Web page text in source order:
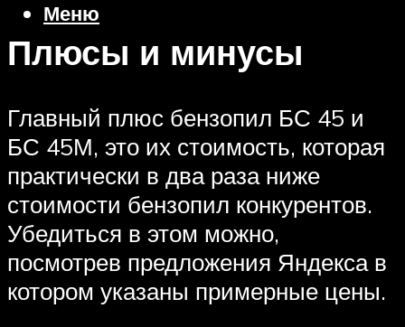
Меню
Плюсы и минусы
Главный плюс бензопил БС 45 и
БС 45М, это их стоимость, которая
практически в два раза ниже
стоимости бензопил конкурентов.
Убедиться в этом можно,
посмотрев предложения Яндекса в
котором указаны примерные цены.